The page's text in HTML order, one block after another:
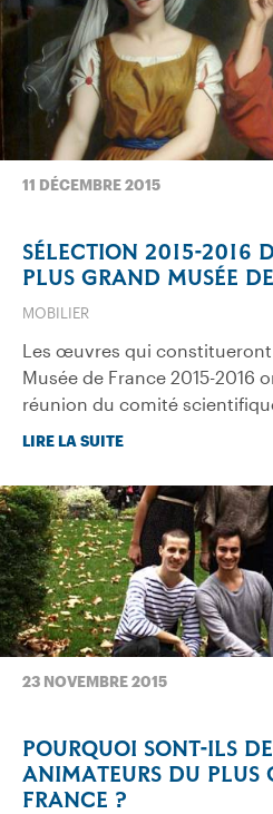
11 DÉCEMBRE 2015
SÉLECTION 2015-2016
PLUS GRAND MUSÉE
MOBILIER
Les œuvres qui constitueront
Musée de France 2015-2016
réunion du comité
LIRE LA SUITE
23 NOVEMBRE 2015
POURQUOI SONT-ILS
ANIMATEURS DU PLUS
FRANCE ?